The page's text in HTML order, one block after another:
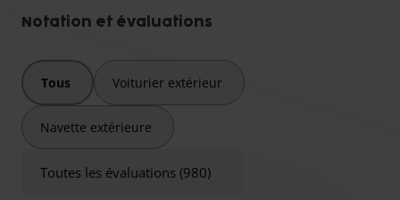
vous pouvez garder vos clés. - En période d'affluence, le
À noter : en raison des nouvelles réglementations en
vigueur à l'aéroport de Charleroi, un supplément de 10 €
est demandé sur place.
Notation et évaluations
Tous Voiturier extérieur
Navette extérieure
Toutes les évaluations (980)